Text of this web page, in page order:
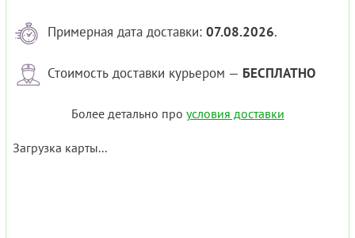
Примерная дата доставки: 07.08.2026.
Стоимость доставки курьером — БЕСПЛАТНО
Более детально про условия доставки
Загрузка карты...